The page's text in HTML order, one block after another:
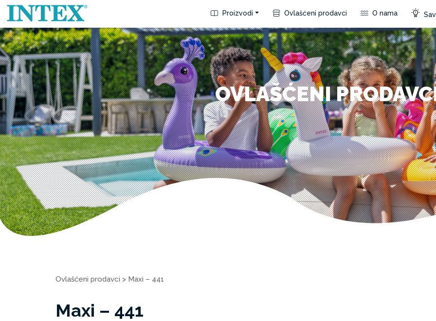
Proizvodi Ovlašćeni prodavci O nama
OVLAŠĆENI
Ovlašćeni prodavci > Maxi – 441
Maxi – 441